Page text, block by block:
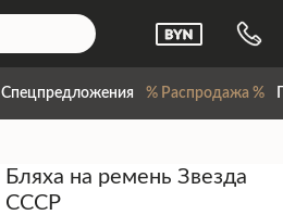
Спецпредложения % Распродажа %
Бляха на ремень Звезда
СССР